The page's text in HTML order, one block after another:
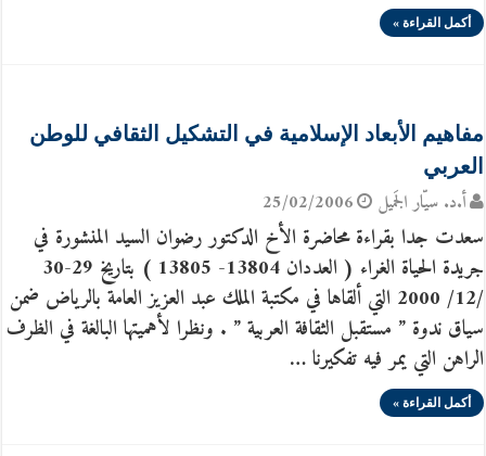
أكمل القراءة »
مفاهيم الأبعاد الإسلامية في التشكيل الثقافي للوطن
العربي
أ.د. سيّار الجَميل 25/02/2006
سعدت جدا بقراءة محاضرة الأخ الدكتور رضوان السيد المنشورة في
جريدة الحياة الغراء ( العددان 13804- 13805 ) بتاريخ 29-30
/12/ 2000 التي ألقاها في مكتبة الملك عبد العزيز العامة بالرياض ضمن
سياق ندوة ” مستقبل الثقافة العربية ” . ونظرا لأهميتها البالغة في الظرف
الراهن التي يمر فيه تفكيرنا …
أكمل القراءة »